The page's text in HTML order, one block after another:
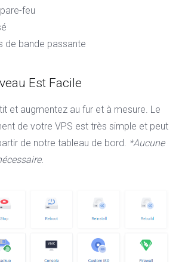
feu
de bande passante
Est Facile
et augmentez au fur et à mesure. Le
de votre VPS est très simple et peut
de notre tableau de bord. *Aucune